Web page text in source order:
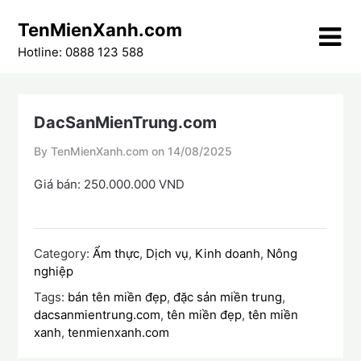
content
TenMienXanh.com
Hotline: 0888 123 588
DacSanMienTrung.com
By TenMienXanh.com on 14/08/2025
Giá bán: 250.000.000 VND
Category: Ẩm thực, Dịch vụ, Kinh doanh, Nông
nghiệp
Tags: bán tên miền đẹp,đặc sản miền trung,
dacsanmientrung.com,tên miền đẹp,tên miền
xanh,tenmienxanh.com